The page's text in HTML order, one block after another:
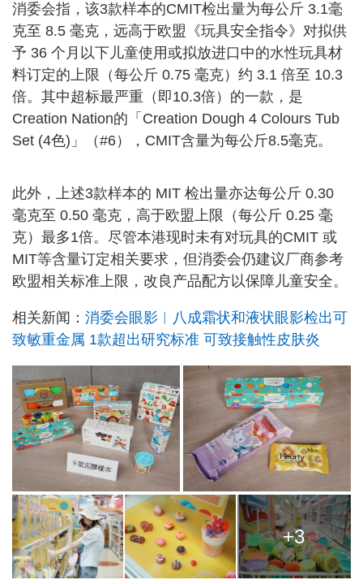
消委会指，该3款样本的CMIT检出量为每公斤 3.1毫
克至 8.5 毫克，远高于欧盟《玩具安全指令》对拟供
予 36 个月以下儿童使用或拟放进口中的水性玩具材
料订定的上限（每公斤 0.75 毫克）约 3.1 倍至 10.3
倍。其中超标最严重（即10.3倍）的一款，是
Creation Nation的「Creation Dough 4 Colours Tub
Set (4色)」（#6），CMIT含量为每公斤8.5毫克。
此外，上述3款样本的 MIT 检出量亦达每公斤 0.30
毫克至 0.50 毫克，高于欧盟上限（每公斤 0.25 毫
克）最多1倍。尽管本港现时未有对玩具的CMIT 或
MIT等含量订定相关要求，但消委会仍建议厂商参考
欧盟相关标准上限，改良产品配方以保障儿童安全。
相关新闻： 消委会眼影︱八成霜状和液状眼影检出可
致敏重金属 1款超出研究标准 可致接触性皮肤炎
+3